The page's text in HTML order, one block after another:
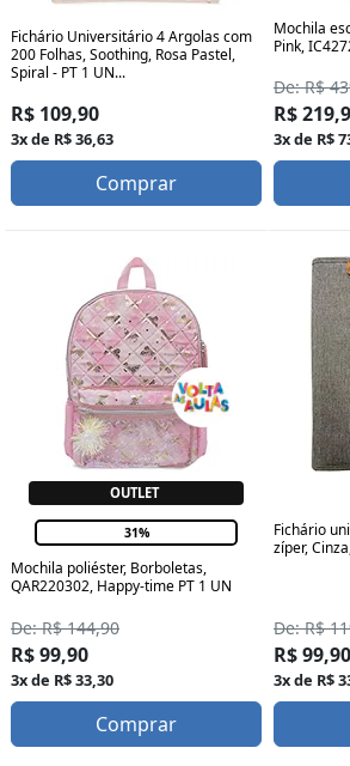
Fichário Universitário 4 Argolas com
200 Folhas, Soothing, Rosa Pastel,
Spiral - PT 1 UN...
R$ 109,90
3x de R$ 36,63
Comprar
Mochila
Pink,
De: R$
R$
3x de R$
OUTLET
31%
Mochila poliéster, Borboletas,
QAR220302, Happy-time PT 1 UN
De: R$ 144,90
R$ 99,90
3x de R$ 33,30
Comprar
Fichário
zíper,
De: R$
R$ 99,90
3x de R$